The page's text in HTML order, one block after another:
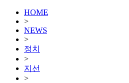
HOME
>
NEWS
>
정치
>
지선
>